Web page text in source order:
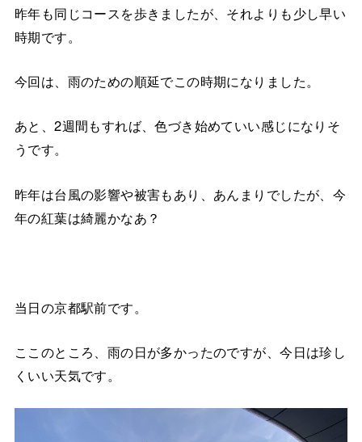
昨年も同じコースを歩きましたが、それよりも少し早い
時期です。
今回は、雨のための順延でこの時期になりました。
あと、2週間もすれば、色づき始めていい感じになりそ
うです。
昨年は台風の影響や被害もあり、あんまりでしたが、今
年の紅葉は綺麗かなあ？
当日の京都駅前です。
ここのところ、雨の日が多かったのですが、今日は珍し
くいい天気です。